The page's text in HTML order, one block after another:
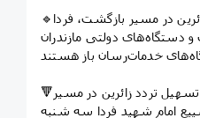
🔹در راستای تسهیل تردد زائرین در مسیر بازگشت، فردا
ادارات و دستگاه‌های دولتی مازندران
خدمات‌رسان باز هستند
🔻استاندار مازندران جهت تسهیل تردد زائرین در مسیر
امام شهید فردا سه شنبه